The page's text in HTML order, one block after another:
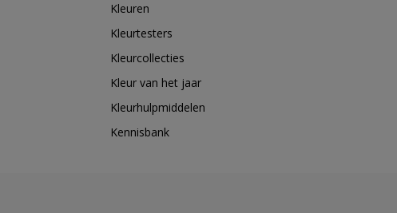
Kleuren
Kleurtesters
Kleurcollecties
Kleur van het jaar
Kleurhulpmiddelen
Kennisbank